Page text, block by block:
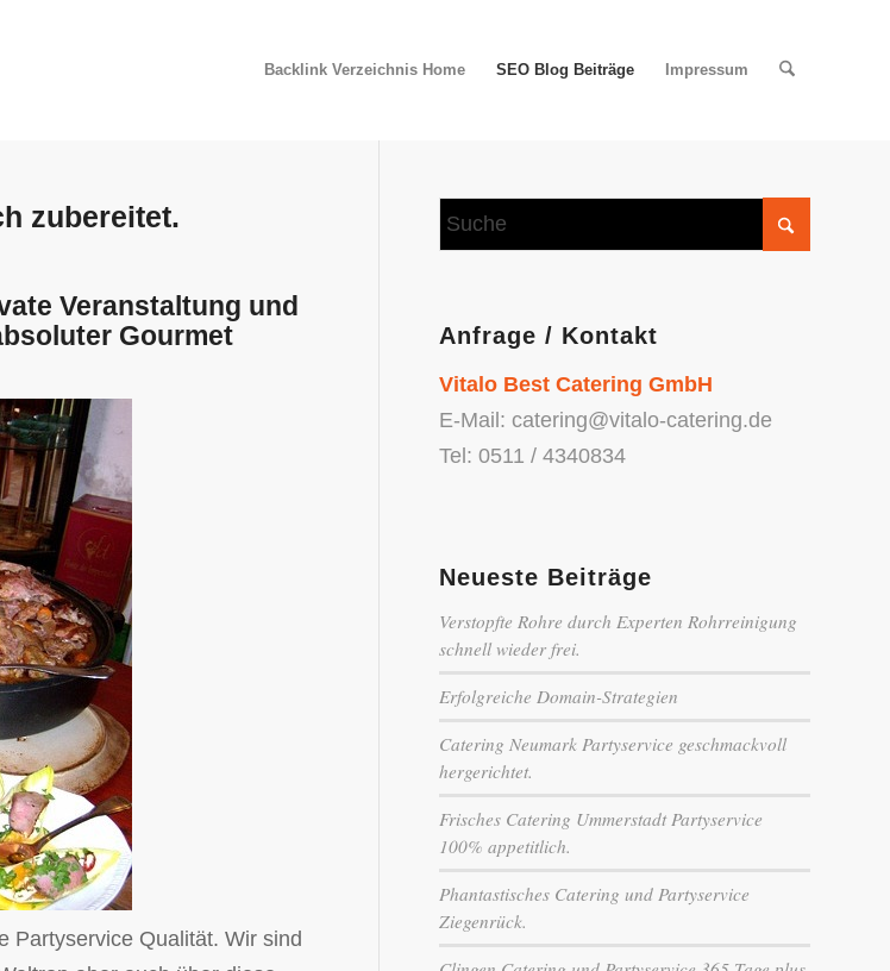
Backlink Verzeichnis Home SEO Blog Beiträge Impressum
zubereitet.
Veranstaltung und
Gourmet
Partyservice Qualität. Wir sind
Anfrage / Kontakt
Vitalo Best Catering GmbH
E-Mail: catering@vitalo-catering.de
Tel: 0511 / 4340834
Neueste Beiträge
Verstopfte Rohre durch Experten Rohrreinigung
schnell wieder frei.
Erfolgreiche Domain-Strategien
Catering Neumark Partyservice geschmackvoll
hergerichtet.
Frisches Catering Ummerstadt Partyservice
100% appetitlich.
Phantastisches Catering und Partyservice
Ziegenrück.